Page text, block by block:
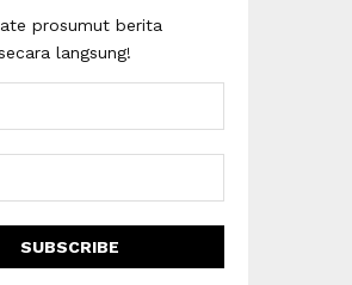
prosumut berita
langsung!